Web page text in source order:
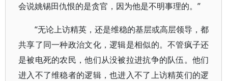
会说姚锡田仇恨的是贪官，因为他是不明事理的。”
“无论上访精英，还是维稳的基层或高层领导，都
共享了同一种政治文化，逻辑是相似的。不管疯子还
是被电死的农民，他们从没被拉进抗争的队伍。他们
进入不了维稳者的逻辑，也进入不了上访精英们的逻